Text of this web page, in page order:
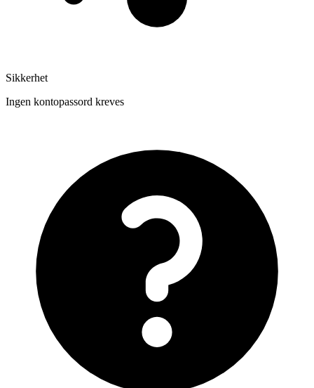
Sikkerhet
Ingen kontopassord kreves